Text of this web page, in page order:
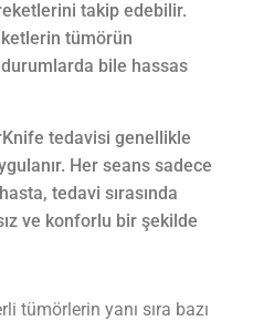
takip edebilir.
tümörün
bile hassas
tedavisi genellikle
Her seans sadece
tedavi sırasında
ve konforlu bir şekilde
tümörlerin yanı sıra bazı